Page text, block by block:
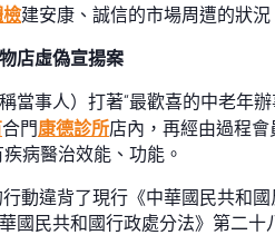
建安康、誠信的市場周遭的狀況
店虛偽宣揚案
當事人）打著“最歡喜的中老年
合門康德診所店內，再經由過程
病醫治效能、功能。
動違背了現行《中華國民共和
國民共和國行政處分法》第二